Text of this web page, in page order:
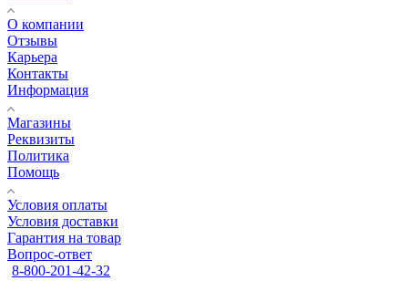
О компании
Отзывы
Карьера
Контакты
Информация
Магазины
Реквизиты
Политика
Помощь
Условия оплаты
Условия доставки
Гарантия на товар
Вопрос-ответ
8-800-201-42-32